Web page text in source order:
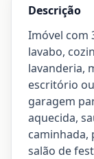
Descrição
Imóvel com
lavabo,
lavanderia,
escritório
garagem
aquecida,
caminhada,
salão de